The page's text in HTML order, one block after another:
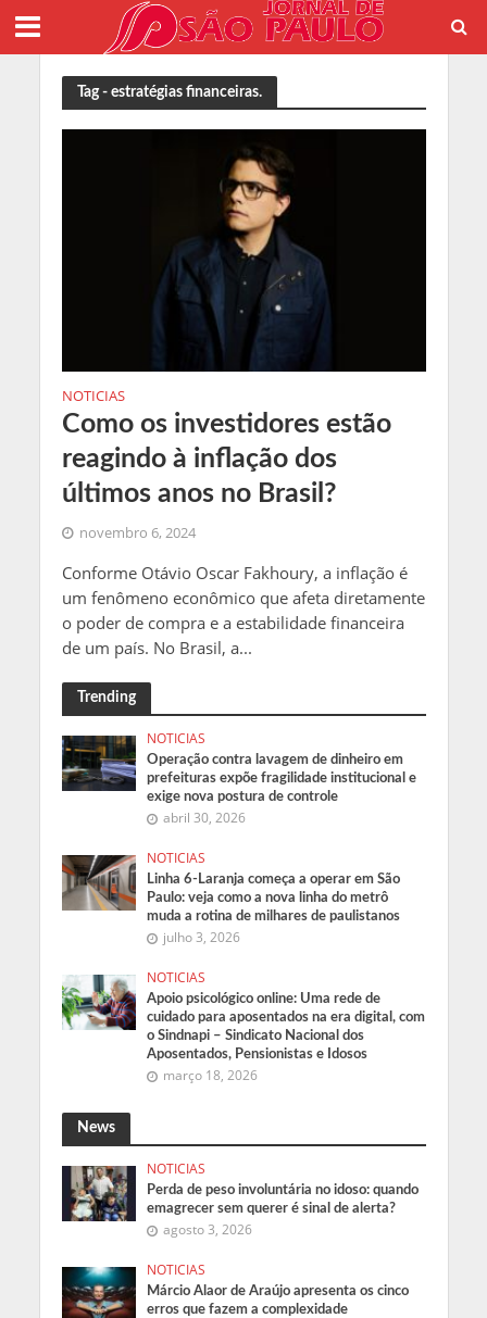
Tag - estratégias financeiras.
NOTICIAS
Como os investidores estão
reagindo à inflação dos
últimos anos no Brasil?
novembro 6, 2024
Conforme Otávio Oscar Fakhoury, a inflação é
um fenômeno econômico que afeta diretamente
o poder de compra e a estabilidade financeira
de um país. No Brasil, a...
Trending
NOTICIAS
Operação contra lavagem de dinheiro em
prefeituras expõe fragilidade institucional e
exige nova postura de controle
abril 30, 2026
NOTICIAS
Linha 6-Laranja começa a operar em São
Paulo: veja como a nova linha do metrô
muda a rotina de milhares de paulistanos
julho 3, 2026
NOTICIAS
Apoio psicológico online: Uma rede de
cuidado para aposentados na era digital, com
o Sindnapi – Sindicato Nacional dos
Aposentados, Pensionistas e Idosos
março 18, 2026
News
NOTICIAS
Perda de peso involuntária no idoso: quando
emagrecer sem querer é sinal de alerta?
agosto 3, 2026
NOTICIAS
Márcio Alaor de Araújo apresenta os cinco
erros que fazem a complexidade